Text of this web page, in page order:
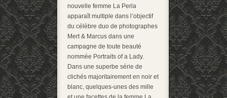
nouvelle femme La Perla
apparaît multiple dans l’objectif
du célèbre duo de photographes
Mert & Marcus dans une
campagne de toute beauté
nommée Portraits of a Lady.
Dans une superbe série de
clichés majoritairement en noir et
blanc, quelques-unes des mille